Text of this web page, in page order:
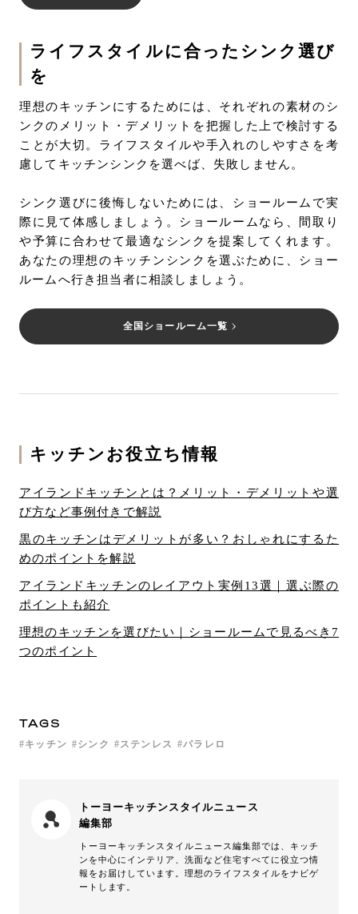
ライフスタイルに合ったシンク選び
を
理想のキッチンにするためには、それぞれの素材のシ
ンクのメリット・デメリットを把握した上で検討する
ことが大切。ライフスタイルや手入れのしやすさを考
慮してキッチンシンクを選べば、失敗しません。
シンク選びに後悔しないためには、ショールームで実
際に見て体感しましょう。ショールームなら、間取り
や予算に合わせて最適なシンクを提案してくれます。
あなたの理想のキッチンシンクを選ぶために、ショー
ルームへ行き担当者に相談しましょう。
全国ショールーム一覧
キッチンお役立ち情報
アイランドキッチンとは？メリット・デメリットや選
び方など事例付きで解説
黒のキッチンはデメリットが多い？おしゃれにするた
めのポイントを解説
アイランドキッチンのレイアウト実例13選｜選ぶ際の
ポイントも紹介
理想のキッチンを選びたい｜ショールームで見るべき7
つのポイント
TAGS
キッチン シンク ステンレス パラレロ
トーヨーキッチンスタイルニュース
編集部
トーヨーキッチンスタイルニュース編集部では、キッチ
ンを中心にインテリア、洗面など住宅すべてに役立つ情
報をお届けしています。理想のライフスタイルをナビゲ
ートします。